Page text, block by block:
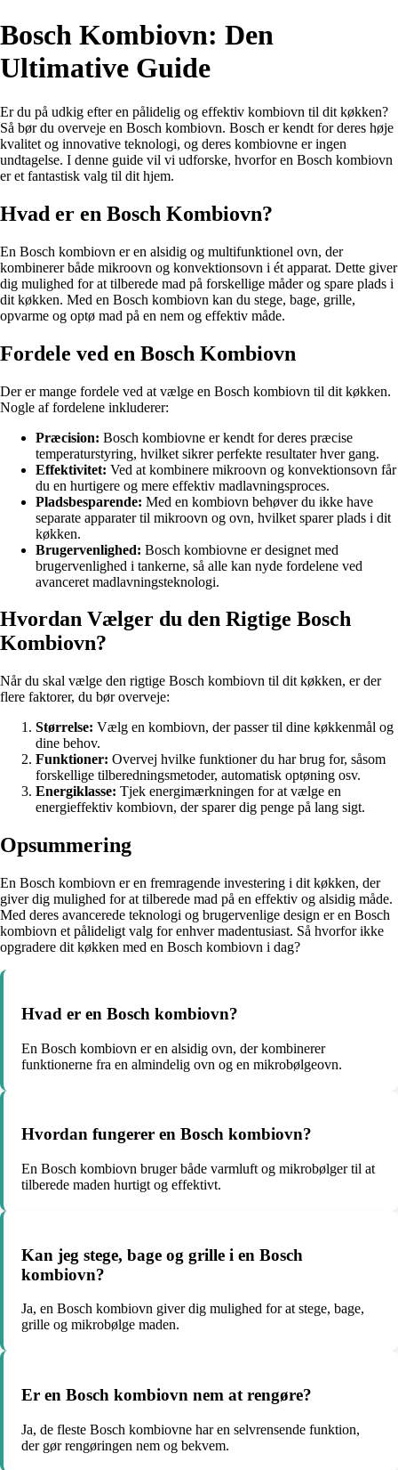
Bosch Kombiovn: Den
Ultimative Guide
Er du på udkig efter en pålidelig og effektiv kombiovn til dit køkken?
Så bør du overveje en Bosch kombiovn. Bosch er kendt for deres høje
kvalitet og innovative teknologi, og deres kombiovne er ingen
undtagelse. I denne guide vil vi udforske, hvorfor en Bosch kombiovn
er et fantastisk valg til dit hjem.
Hvad er en Bosch Kombiovn?
En Bosch kombiovn er en alsidig og multifunktionel ovn, der
kombinerer både mikroovn og konvektionsovn i ét apparat. Dette giver
dig mulighed for at tilberede mad på forskellige måder og spare plads i
dit køkken. Med en Bosch kombiovn kan du stege, bage, grille,
opvarme og optø mad på en nem og effektiv måde.
Fordele ved en Bosch Kombiovn
Der er mange fordele ved at vælge en Bosch kombiovn til dit køkken.
Nogle af fordelene inkluderer:
Præcision: Bosch kombiovne er kendt for deres præcise
temperaturstyring, hvilket sikrer perfekte resultater hver gang.
Effektivitet: Ved at kombinere mikroovn og konvektionsovn får
du en hurtigere og mere effektiv madlavningsproces.
Pladsbesparende: Med en kombiovn behøver du ikke have
separate apparater til mikroovn og ovn, hvilket sparer plads i dit
køkken.
Brugervenlighed: Bosch kombiovne er designet med
brugervenlighed i tankerne, så alle kan nyde fordelene ved
avanceret madlavningsteknologi.
Hvordan Vælger du den Rigtige Bosch
Kombiovn?
Når du skal vælge den rigtige Bosch kombiovn til dit køkken, er der
flere faktorer, du bør overveje:
Størrelse: Vælg en kombiovn, der passer til dine køkkenmål og
dine behov.
Funktioner: Overvej hvilke funktioner du har brug for, såsom
forskellige tilberedningsmetoder, automatisk optøning osv.
Energiklasse: Tjek energimærkningen for at vælge en
energieffektiv kombiovn, der sparer dig penge på lang sigt.
Opsummering
En Bosch kombiovn er en fremragende investering i dit køkken, der
giver dig mulighed for at tilberede mad på en effektiv og alsidig måde.
Med deres avancerede teknologi og brugervenlige design er en Bosch
kombiovn et pålideligt valg for enhver madentusiast. Så hvorfor ikke
opgradere dit køkken med en Bosch kombiovn i dag?
Hvad er en Bosch kombiovn?
En Bosch kombiovn er en alsidig ovn, der kombinerer
funktionerne fra en almindelig ovn og en mikrobølgeovn.
Hvordan fungerer en Bosch kombiovn?
En Bosch kombiovn bruger både varmluft og mikrobølger til at
tilberede maden hurtigt og effektivt.
Kan jeg stege, bage og grille i en Bosch
kombiovn?
Ja, en Bosch kombiovn giver dig mulighed for at stege, bage,
grille og mikrobølge maden.
Er en Bosch kombiovn nem at rengøre?
Ja, de fleste Bosch kombiovne har en selvrensende funktion,
der gør rengøringen nem og bekvem.